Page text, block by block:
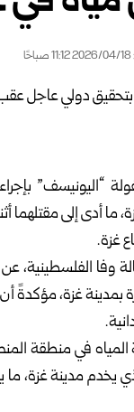
“اليونيسف”
ما أدى إلى مقتلهما
غزة.
وفا
بمدينة غزة، مؤكدةً
في منطقة
مدينة غزة، ما